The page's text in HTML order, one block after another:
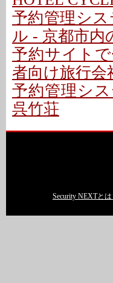
予約管理シ
ル - 京都市内
予約サイト
者向け旅行会
予約管理シ
呉竹荘
Security NEXTとは